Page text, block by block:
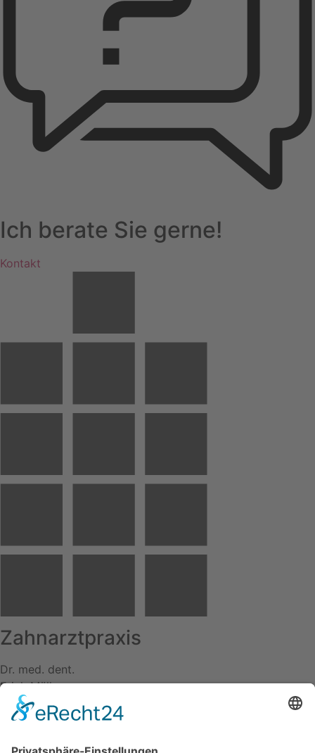
Ich berate Sie gerne!
Kontakt
Zahnarztpraxis
Dr. med. dent.
Erich Müller
Kontakt